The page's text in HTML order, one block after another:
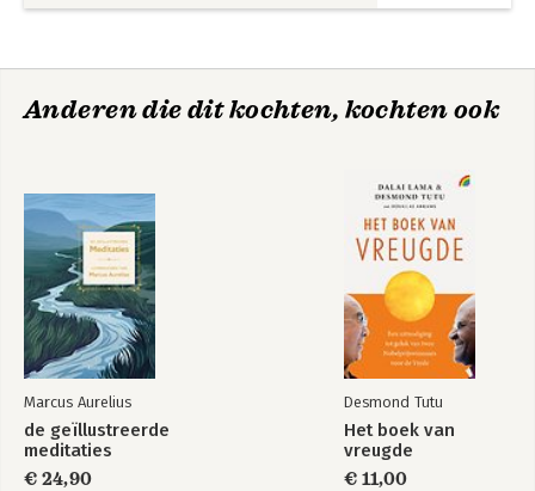
Bekijk alle boeken
Dankwoord 359
Noten 363
Literatuur 421
Anderen die dit kochten, kochten ook
Marcus Aurelius
de geïllustreerde
meditaties
€ 24,90
Desmond Tutu
Het boek van
vreugde
€ 11,00